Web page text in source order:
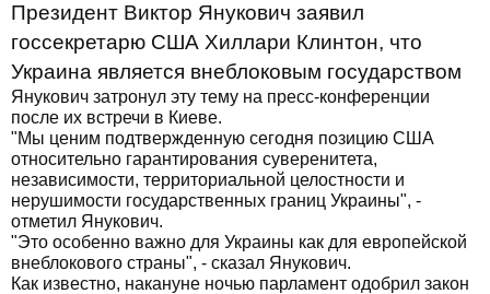
Президент Виктор Янукович заявил
госсекретарю США Хиллари Клинтон, что
Украина является внеблоковым государством
Янукович затронул эту тему на пресс-конференции
после их встречи в Киеве.
"Мы ценим подтвержденную сегодня позицию США
относительно гарантирования суверенитета,
независимости, территориальной целостности и
нерушимости государственных границ Украины", -
отметил Янукович.
"Это особенно важно для Украины как для европейской
внеблокового страны", - сказал Янукович.
Как известно, накануне ночью парламент одобрил закон